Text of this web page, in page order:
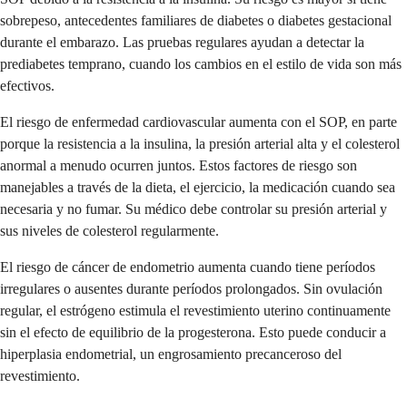
sobrepeso, antecedentes familiares de diabetes o diabetes gestacional
durante el embarazo. Las pruebas regulares ayudan a detectar la
prediabetes temprano, cuando los cambios en el estilo de vida son más
efectivos.
El riesgo de enfermedad cardiovascular aumenta con el SOP, en parte
porque la resistencia a la insulina, la presión arterial alta y el colesterol
anormal a menudo ocurren juntos. Estos factores de riesgo son
manejables a través de la dieta, el ejercicio, la medicación cuando sea
necesaria y no fumar. Su médico debe controlar su presión arterial y
sus niveles de colesterol regularmente.
El riesgo de cáncer de endometrio aumenta cuando tiene períodos
irregulares o ausentes durante períodos prolongados. Sin ovulación
regular, el estrógeno estimula el revestimiento uterino continuamente
sin el efecto de equilibrio de la progesterona. Esto puede conducir a
hiperplasia endometrial, un engrosamiento precanceroso del
revestimiento.